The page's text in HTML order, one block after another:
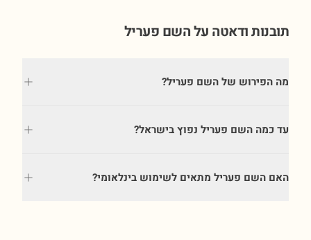
תובנות ודאטה על השם פעריל
מה הפירוש של השם פעריל?
עד כמה השם פעריל נפוץ בישראל?
האם השם פעריל מתאים לשימוש בינלאומי?